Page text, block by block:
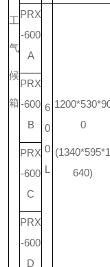
工
气
候
箱
PRX
-600
A
6
0
0
L
0
(1340*595*1
640)
PRX
-600
B
PRX
-600
C
PRX
-600
D